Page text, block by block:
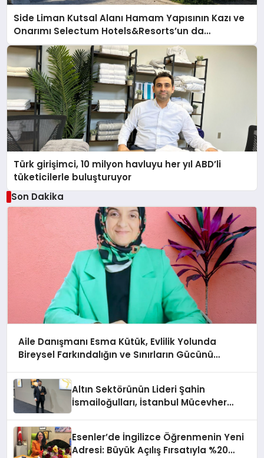
Side Liman Kutsal Alanı Hamam Yapısının Kazı ve
Onarımı Selectum Hotels&Resorts’un da
Katkılarıyla Tamamlandı
Türk girişimci, 10 milyon havluyu her yıl ABD’li
tüketicilerle buluşturuyor
Son Dakika
Aile Danışmanı Esma Kütük, Evlilik Yolunda
Bireysel Farkındalığın ve Sınırların Gücünü
Altın Sektörünün Lideri Şahin
İsmailoğulları, İstanbul Mücevher
Esenler’de İngilizce Öğrenmenin Yeni
Adresi: Büyük Açılış Fırsatıyla %20